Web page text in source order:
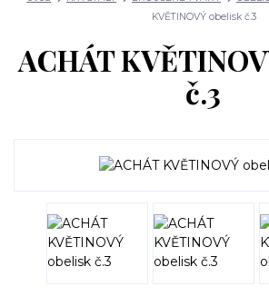
KVĚTINOVÝ obelisk č.3
ACHÁT
č.3